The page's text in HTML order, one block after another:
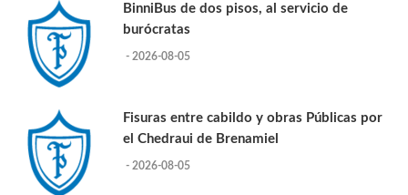
BinniBus de dos pisos, al servicio de
burócratas
- 2026-08-05
Fisuras entre cabildo y obras Públicas por
el Chedraui de Brenamiel
- 2026-08-05